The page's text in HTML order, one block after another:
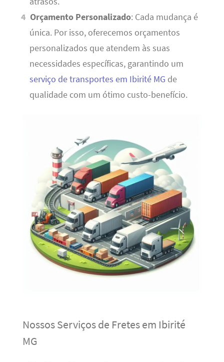
Orçamento Personalizado: Cada mudança é
única. Por isso, oferecemos orçamentos
personalizados que atendem às suas
necessidades específicas, garantindo um
serviço de transportes em Ibirité MG de
qualidade com um ótimo custo-benefício.
Nossos Serviços de Fretes em Ibirité
MG